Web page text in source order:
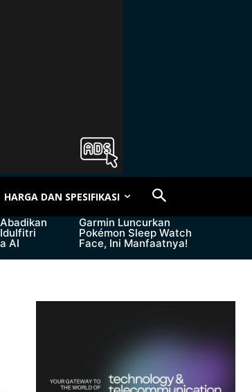
HARGA DAN SPESIFIKASI
AI
Garmin Luncurkan
Pokémon Sleep Watch
Face, Ini Manfaatnya!